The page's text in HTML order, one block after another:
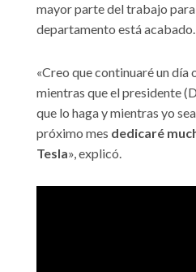
mayor parte del trabajo
departamento está acabado.
«Creo que continuaré un día
mientras que el presidente
que lo haga y mientras yo
próximo mes dedicaré
Tesla», explicó.